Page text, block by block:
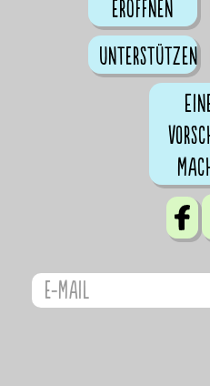
eröffnen
Unterstützen